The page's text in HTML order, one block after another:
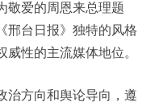
敬爱的周恩来总理题
邢台日报》独特的风格
性的主流媒体地位。
治方向和舆论导向，遵